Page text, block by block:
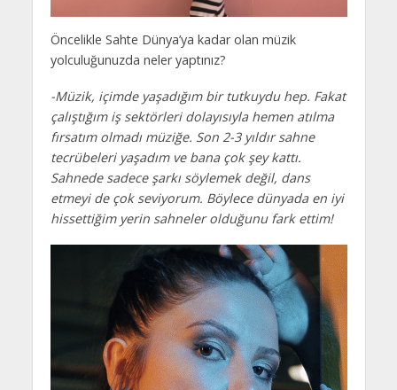
Öncelikle Sahte Dünya’ya kadar olan müzik
yolculuğunuzda neler yaptınız?
-Müzik, içimde yaşadığım bir tutkuydu hep. Fakat
çalıştığım iş sektörleri dolayısıyla hemen atılma
fırsatım olmadı müziğe. Son 2-3 yıldır sahne
tecrübeleri yaşadım ve bana çok şey kattı.
Sahnede sadece şarkı söylemek değil, dans
etmeyi de çok seviyorum. Böylece dünyada en iyi
hissettiğim yerin sahneler olduğunu fark ettim!